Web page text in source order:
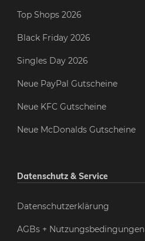
Top Shops 2026
Black Friday 2026
Singles Day 2026
Neue PayPal Gutscheine
Neue KFC Gutscheine
Neue McDonalds Gutscheine
Datenschutz & Service
Datenschutzerklärung
AGBs + Nutzungsbedingungen